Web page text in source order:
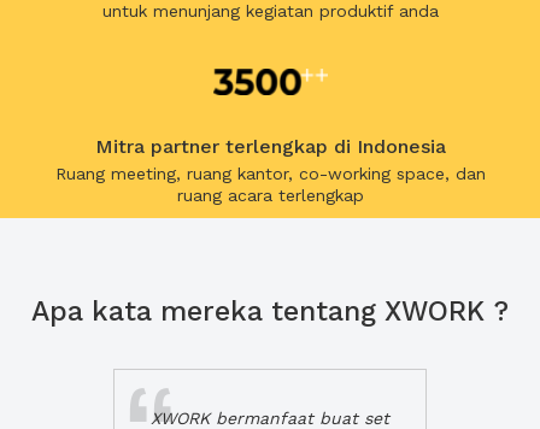
untuk menunjang kegiatan produktif anda
Mitra partner terlengkap di Indonesia
Ruang meeting, ruang kantor, co-working space, dan
ruang acara terlengkap
Apa kata mereka tentang XWORK ?
XWORK bermanfaat buat set